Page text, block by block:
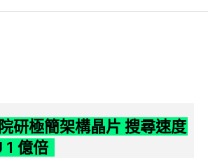
研極簡架構晶片 搜尋速度
1 億倍